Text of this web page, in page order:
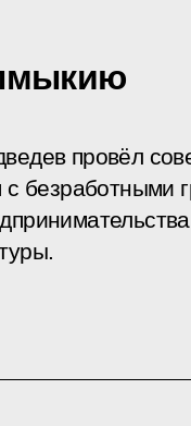
провёл
с